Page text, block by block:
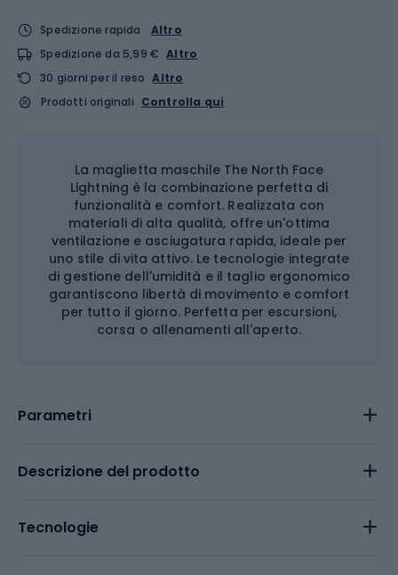
Spedizione rapida
Altro
Spedizione da 5,99 € Altro
30 giorni per il reso Altro
Prodotti originali Controlla qui
La maglietta maschile The North Face
Lightning è la combinazione perfetta di
funzionalità e comfort. Realizzata con
materiali di alta qualità, offre un'ottima
ventilazione e asciugatura rapida, ideale per
uno stile di vita attivo. Le tecnologie integrate
di gestione dell'umidità e il taglio ergonomico
garantiscono libertà di movimento e comfort
per tutto il giorno. Perfetta per escursioni,
corsa o allenamenti all'aperto.
Parametri
Descrizione del prodotto
Tecnologie